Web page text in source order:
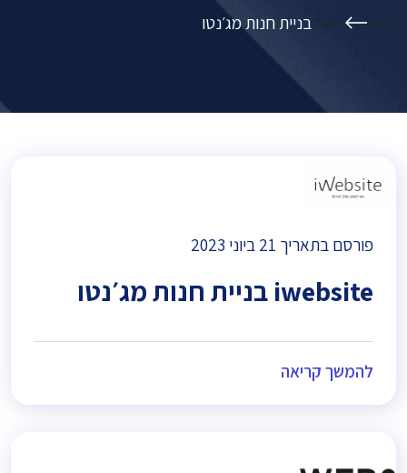
Home תגית:בניית חנות מג׳נטו
פורסם בתאריך 21 ביוני 2023
iwebsite בניית חנות מג׳נטו
להמשך קריאה